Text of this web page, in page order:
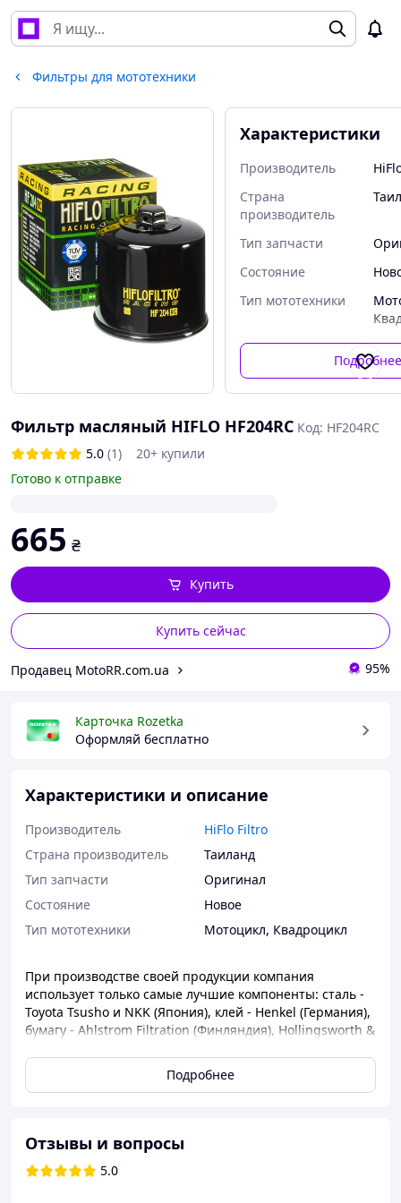
Фильтры для мототехники
Характеристики
Производитель
Страна
производитель
Тип запчасти
Состояние
Тип мототехники
Подробнее
Фильтр масляный HIFLO HF204RC Код: HF204RC
5.0 (1)
20+ купили
Готово к отправке
665 ₴
Купить сейчас
Купить
Продавец MotoRR.com.ua 95%
Карточка Rozetka
Оформляй бесплатно
Характеристики и описание
Производитель
HiFlo Filtro
Страна производитель
Таиланд
Тип запчасти
Оригинал
Состояние
Новое
Тип мототехники
Мотоцикл, Квадроцикл
При производстве своей продукции компания
использует только самые лучшие компоненты: сталь -
Toyota Tsusho и NKK (Япония), клей - Henkel (Германия),
бумагу - Ahlstrom Filtration (Финляндия), Hollingsworth &
- Поставщик на конвейер. В производстве учитывается
- Произведен с использованием самых лучших
материалов.
- Наиболее широкий ассортимент для всех мотоциклов
Подробнее
Отзывы и вопросы
5.0